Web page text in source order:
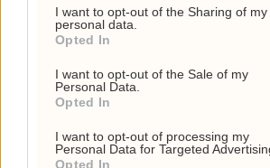
I want to opt-out of the Sharing of my
personal data.
Opted In
I want to opt-out of the Sale of my
Personal Data.
Opted In
I want to opt-out of processing my
Personal Data for Targeted
Opted In
toppen:
seg den daglige
ledelsen